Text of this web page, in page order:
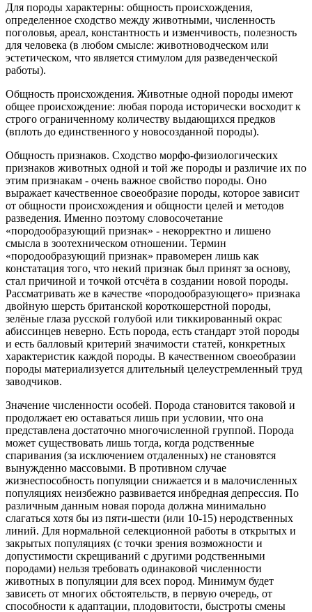
Для породы характерны: общность происхождения,
определенное сходство между животными, численность
поголовья, ареал, константность и изменчивость, полезность
для человека (в любом смысле: животноводческом или
эстетическом, что является стимулом для разведенческой
работы).
Общность происхождения. Животные одной породы имеют
общее происхождение: любая порода исторически восходит к
строго ограниченному количеству выдающихся предков
(вплоть до единственного у новосозданной породы).
Общность признаков. Сходство морфо-физиологических
признаков животных одной и той же породы и различие их по
этим признакам - очень важное свойство породы. Оно
выражает качественное своеобразие породы, которое зависит
от общности происхождения и общности целей и методов
разведения. Именно поэтому словосочетание
«породообразующий признак» - некорректно и лишено
смысла в зоотехническом отношении. Термин
«породообразующий признак» правомерен лишь как
констатация того, что некий признак был принят за основу,
стал причиной и точкой отсчёта в создании новой породы.
Рассматривать же в качестве «породообразующего» признака
двойную шерсть британской короткошерстной породы,
зелёные глаза русской голубой или тиккированный окрас
абиссинцев неверно. Есть порода, есть стандарт этой породы
и есть балловый критерий значимости статей, конкретных
характеристик каждой породы. В качественном своеобразии
породы материализуется длительный целеустремленный труд
заводчиков.
Значение численности особей. Порода становится таковой и
продолжает ею оставаться лишь при условии, что она
представлена достаточно многочисленной группой. Порода
может существовать лишь тогда, когда родственные
спаривания (за исключением отдаленных) не становятся
вынужденно массовыми. В противном случае
жизнеспособность популяции снижается и в малочисленных
популяциях неизбежно развивается инбредная депрессия. По
различным данным новая порода должна минимально
слагаться хотя бы из пяти-шести (или 10-15) неродственных
линий. Для нормальной селекционной работы в открытых и
закрытых популяциях (с точки зрения возможности и
допустимости скрещиваний с другими родственными
породами) нельзя требовать одинаковой численности
животных в популяции для всех пород. Минимум будет
зависеть от многих обстоятельств, в первую очередь, от
способности к адаптации, плодовитости, быстроты смены